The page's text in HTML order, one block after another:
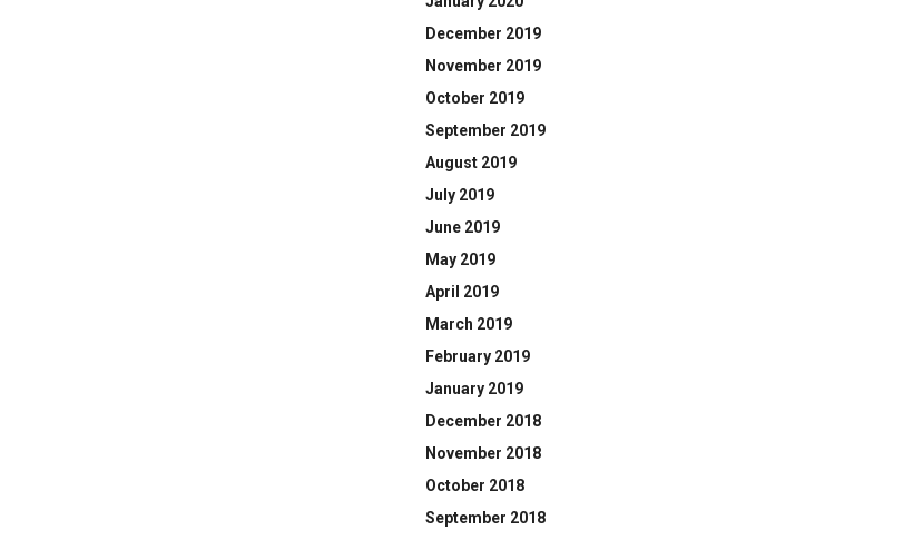
December 2019
November 2019
October 2019
September 2019
August 2019
July 2019
June 2019
May 2019
April 2019
March 2019
February 2019
January 2019
December 2018
November 2018
October 2018
September 2018